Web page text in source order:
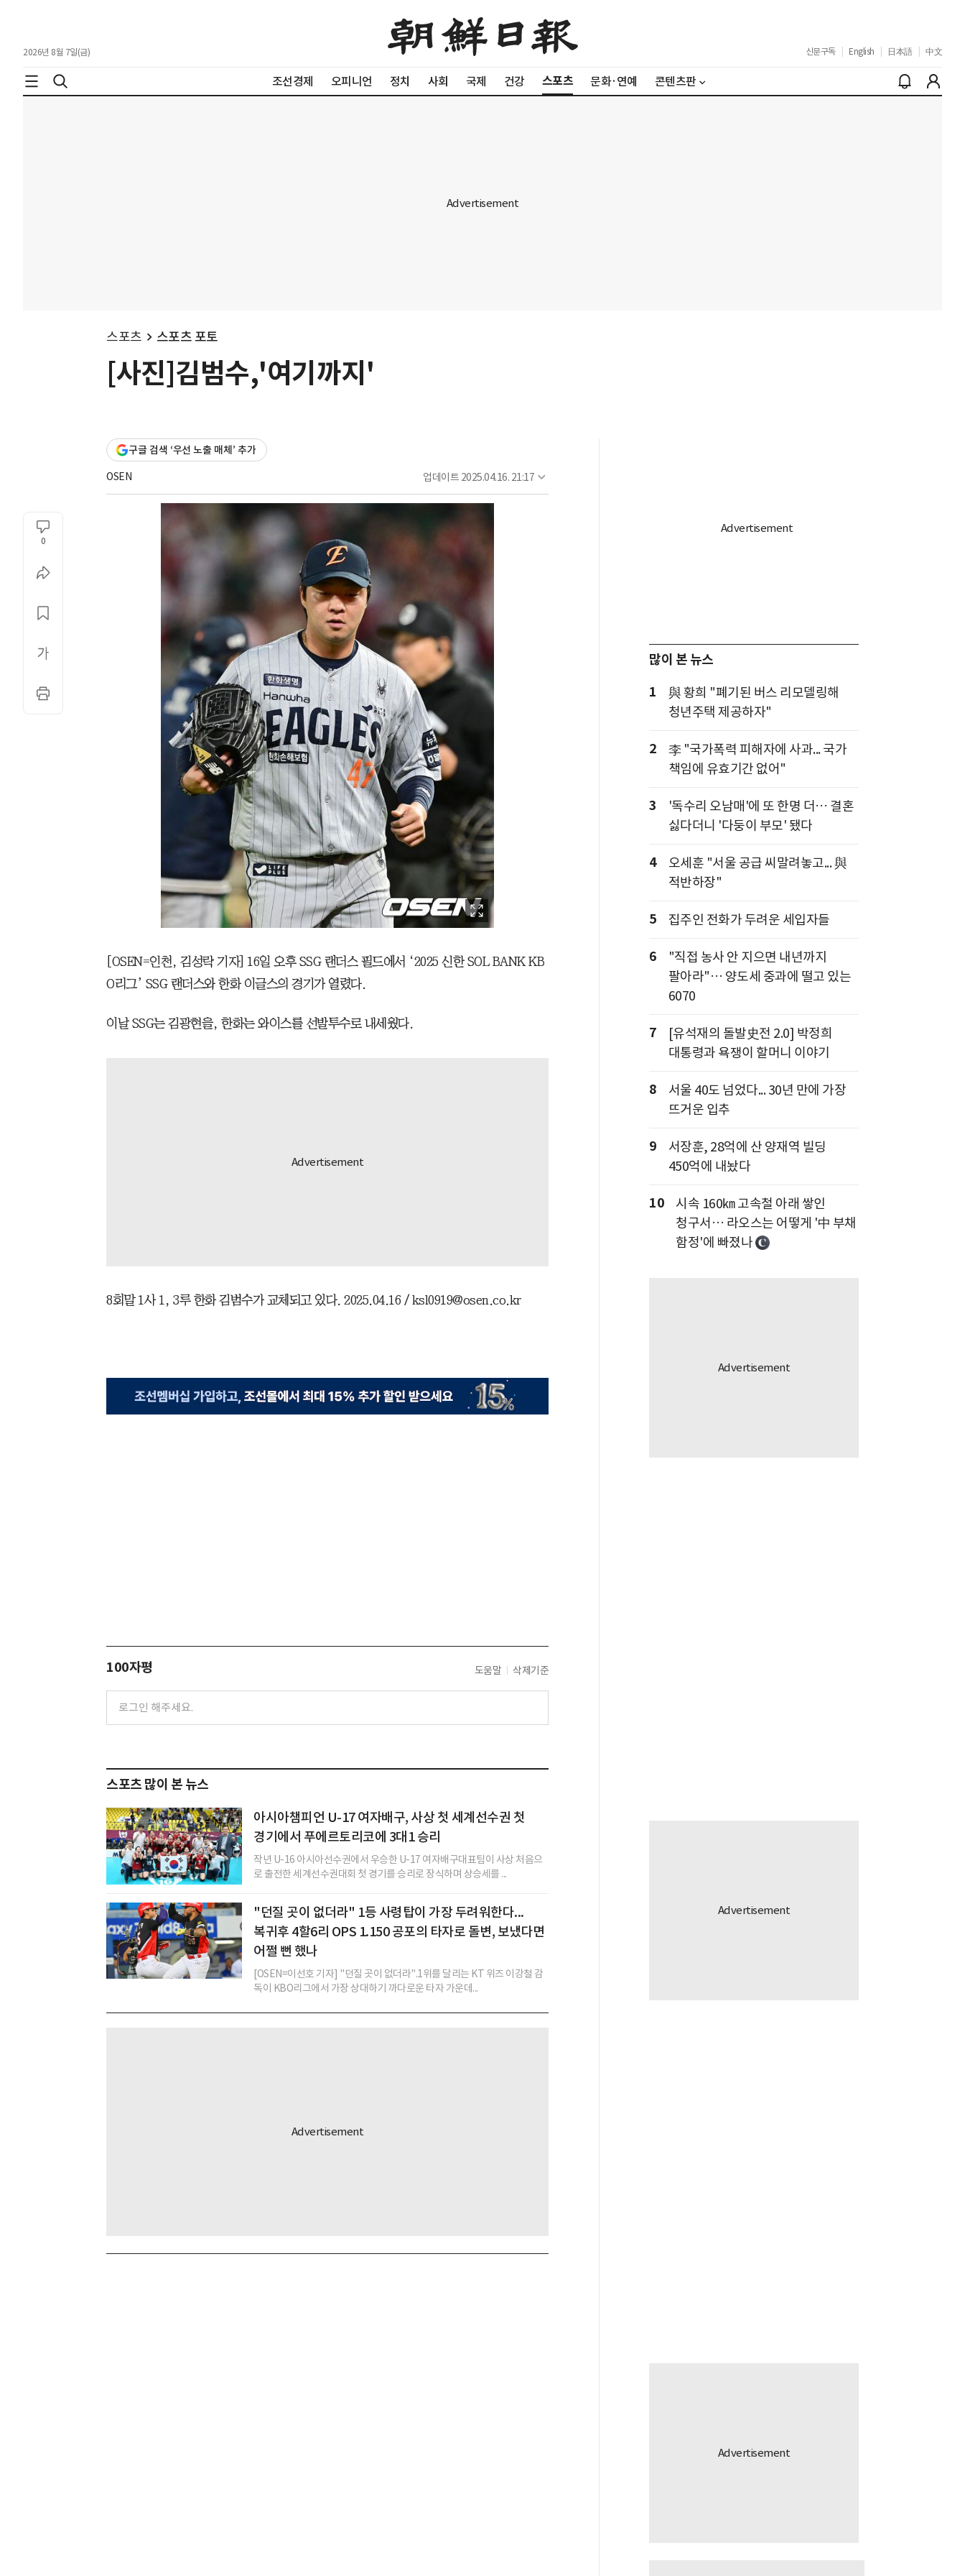
2026년 8월 7일(금) 신문구독 English 日本語 中文
조선경제 오피니언 정치 사회 국제 건강 스포츠 문화·연예 콘텐츠판
스포츠 스포츠 포토
[사진]김범수,'여기까지'
구글 검색 ‘우선 노출 매체’ 추가
OSEN 업데이트 2025.04.16. 21:17
0
[OSEN=인천, 김성락 기자] 16일 오후 SSG 랜더스 필드에서 ‘2025 신한 SOL BANK KB
O리그’ SSG 랜더스와 한화 이글스의 경기가 열렸다.
이날 SSG는 김광현을, 한화는 와이스를 선발투수로 내세웠다.
8회말 1사 1, 3루 한화 김범수가 교체되고 있다. 2025.04.16 / ksl0919@osen.co.kr
100자평 도움말 삭제기준
스포츠 많이 본 뉴스
아시아챔피언 U-17 여자배구, 사상 첫 세계선수권 첫
경기에서 푸에르토리코에 3대1 승리
작년 U-16 아시아선수권에서 우승한 U-17 여자배구대표팀이 사상 처음으
로 출전한 세계선수권대회 첫 경기를 승리로 장식하며 상승세를 ...
"던질 곳이 없더라" 1등 사령탑이 가장 두려워한다...
복귀후 4할6리 OPS 1.150 공포의 타자로 돌변, 보냈다면
어쩔 뻔 했나
[OSEN=이선호 기자] "던질 곳이 없더라".1위를 달리는 KT 위즈 이강철 감
독이 KBO리그에서 가장 상대하기 까다로운 타자 가운데...
많이 본 뉴스
1
與 황희 "폐기된 버스 리모델링해
청년주택 제공하자"
2
李 "국가폭력 피해자에 사과... 국가
책임에 유효기간 없어"
3
'독수리 오남매'에 또 한명 더… 결혼
싫다더니 '다둥이 부모' 됐다
4
오세훈 "서울 공급 씨말려놓고... 與
적반하장"
5 집주인 전화가 두려운 세입자들
6
"직접 농사 안 지으면 내년까지
팔아라"… 양도세 중과에 떨고 있는
6070
7
[유석재의 돌발史전 2.0] 박정희
대통령과 욕쟁이 할머니 이야기
8
서울 40도 넘었다... 30년 만에 가장
뜨거운 입추
9
서장훈, 28억에 산 양재역 빌딩
450억에 내놨다
10
시속 160㎞ 고속철 아래 쌓인
청구서… 라오스는 어떻게 '中 부채
함정'에 빠졌나